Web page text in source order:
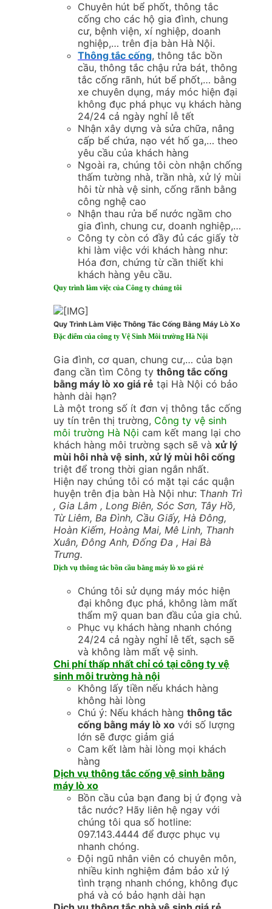
Chuyên hút bể phốt, thông tắc
cống cho các hộ gia đình, chung
cư, bệnh viện, xí nghiệp, doanh
nghiệp,… trên địa bàn Hà Nội.
Thông tắc cống, thông tắc bồn
cầu, thông tắc chậu rửa bát, thông
tắc cống rãnh, hút bể phốt,… bằng
xe chuyên dụng, máy móc hiện đại
không đục phá phục vụ khách hàng
24/24 cả ngày nghỉ lễ tết
Nhận xây dựng và sửa chữa, nâng
cấp bể chứa, nạo vét hố ga,… theo
yêu cầu của khách hàng
Ngoài ra, chúng tôi còn nhận chống
thấm tường nhà, trần nhà, xử lý mùi
hôi từ nhà vệ sinh, cống rãnh bằng
công nghệ cao
Nhận thau rửa bể nước ngầm cho
gia đình, chung cư, doanh nghiệp,…
Công ty còn có đầy đủ các giấy tờ
khi làm việc với khách hàng như:
Hóa đơn, chứng từ cần thiết khi
khách hàng yêu cầu.
Quy trình làm việc của Công ty chúng tôi
Quy Trình Làm Việc Thông Tắc Cống Bằng Máy Lò Xo
Đặc điểm của công ty Vệ Sinh Môi trường Hà Nội
Gia đình, cơ quan, chung cư,… của bạn
đang cần tìm Công ty thông tắc cống
bằng máy lò xo giá rẻ tại Hà Nội có bảo
hành dài hạn?
Là một trong số ít đơn vị thông tắc cống
uy tín trên thị trường, Công ty vệ sinh
môi trường Hà Nội cam kết mang lại cho
khách hàng môi trường sạch sẽ và xử lý
mùi hôi nhà vệ sinh, xử lý mùi hôi cống
triệt để trong thời gian ngắn nhất.
Hiện nay chúng tôi có mặt tại các quận
huyện trên địa bàn Hà Nội như: Thanh Trì
, Gia Lâm , Long Biên, Sóc Sơn, Tây Hồ,
Từ Liêm, Ba Đình, Cầu Giấy, Hà Đông,
Hoàn Kiếm, Hoàng Mai, Mê Linh, Thanh
Xuân, Đông Anh, Đống Đa , Hai Bà
Trưng.
Dịch vụ thông tắc bồn cầu bằng máy lò xo giá rẻ
Chúng tôi sử dụng máy móc hiện
đại không đục phá, không làm mất
thẩm mỹ quan ban đầu của gia chủ.
Phục vụ khách hàng nhanh chóng
24/24 cả ngày nghỉ lễ tết, sạch sẽ
và không làm mất vệ sinh.
Chi phí thấp nhất chỉ có tại công ty vệ
sinh môi trường hà nội
Không lấy tiền nếu khách hàng
không hài lòng
Chú ý: Nếu khách hàng thông tắc
cống bằng máy lò xo với số lượng
lớn sẽ được giảm giá
Cam kết làm hài lòng mọi khách
hàng
Dịch vụ thông tắc cống vệ sinh bằng
máy lò xo
Bồn cầu của bạn đang bị ứ đọng và
tắc nước? Hãy liên hệ ngay với
chúng tôi qua số hotline:
097.143.4444 để được phục vụ
nhanh chóng.
Đội ngũ nhân viên có chuyên môn,
nhiều kinh nghiệm đảm bảo xử lý
tình trạng nhanh chóng, không đục
phá và có bảo hạnh dài hạn